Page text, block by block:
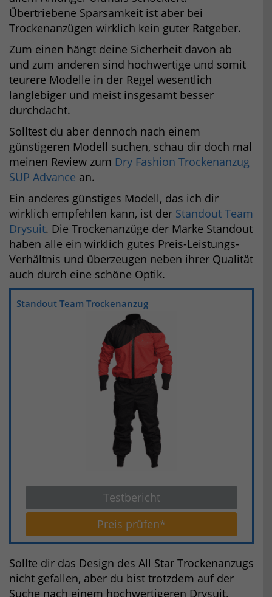
Übertriebene Sparsamkeit ist aber bei
Trockenanzügen wirklich kein guter Ratgeber.
Zum einen hängt deine Sicherheit davon ab
und zum anderen sind hochwertige und somit
teurere Modelle in der Regel wesentlich
langlebiger und meist insgesamt besser
durchdacht.
Solltest du aber dennoch nach einem
günstigeren Modell suchen, schau dir doch mal
meinen Review zum Dry Fashion Trockenanzug
SUP Advance an.
Ein anderes günstiges Modell, das ich dir
wirklich empfehlen kann, ist der Standout Team
Drysuit. Die Trockenanzüge der Marke Standout
haben alle ein wirklich gutes Preis-Leistungs-
Verhältnis und überzeugen neben ihrer Qualität
auch durch eine schöne Optik.
Standout Team Trockenanzug
Testbericht
Preis prüfen*
Sollte dir das Design des All Star Trockenanzugs
nicht gefallen, aber du bist trotzdem auf der
Suche nach einem hochwertigeren Drysuit,